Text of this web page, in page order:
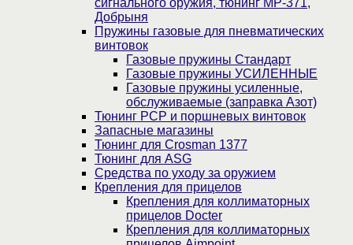
сигнального оружия, тюнинг МР-371,
Добрыня
Пружины газовые для пневматических
винтовок
Газовые пружины Стандарт
Газовые пружины УСИЛЕННЫЕ
Газовые пружины усиленные,
обслуживаемые (заправка Азот)
Тюнинг PCP и поршневых винтовок
Запасные магазины
Тюнинг для Crosman 1377
Тюнинг для ASG
Средства по уходу за оружием
Крепления для прицелов
Крепления для коллиматорных
прицелов Docter
Крепления для коллиматорных